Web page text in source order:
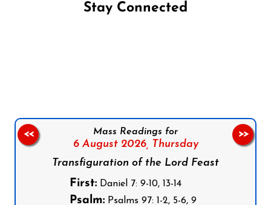
Stay Connected
Mass Readings for
6 August 2026, Thursday
Transfiguration of the Lord Feast
First:Daniel 7: 9-10, 13-14
Psalm:Psalms 97: 1-2, 5-6, 9
<< >>